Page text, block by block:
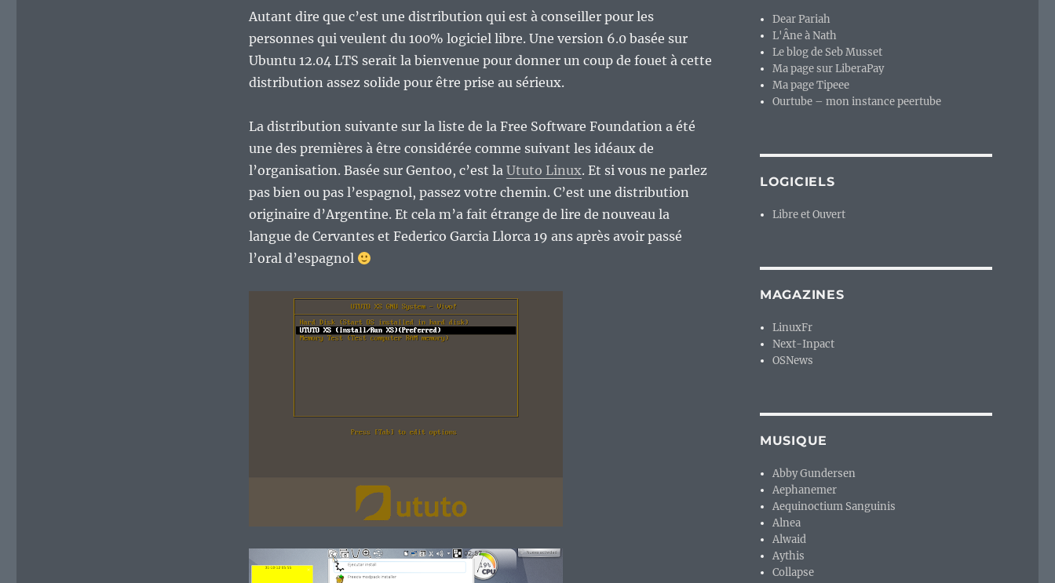
Autant dire que c’est une distribution qui est à conseiller pour les
personnes qui veulent du 100% logiciel libre. Une version 6.0 basée sur
Ubuntu 12.04 LTS serait la bienvenue pour donner un coup de fouet à cette
distribution assez solide pour être prise au sérieux.
La distribution suivante sur la liste de la Free Software Foundation a été
une des premières à être considérée comme suivant les idéaux de
l’organisation. Basée sur Gentoo, c’est la Ututo Linux. Et si vous ne parlez
pas bien ou pas l’espagnol, passez votre chemin. C’est une distribution
originaire d’Argentine. Et cela m’a fait étrange de lire de nouveau la
langue de Cervantes et Federico Garcia Llorca 19 ans après avoir passé
l’oral d’espagnol
Dear Pariah
L'Âne à Nath
Le blog de Seb Musset
Ma page sur LiberaPay
Ma page Tipeee
Ourtube – mon instance peertube
LOGICIELS
Libre et Ouvert
MAGAZINES
LinuxFr
Next-Inpact
OSNews
MUSIQUE
Abby Gundersen
Aephanemer
Aequinoctium Sanguinis
Alnea
Alwaid
Aythis
Collapse